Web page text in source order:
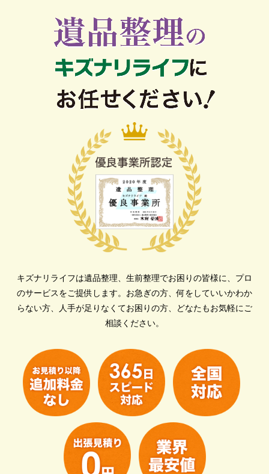
キズナリライフは遺品整理、生前整理でお困りの皆様に、プロ
のサービスをご提供します。 お急ぎの方、何をしていいかわか
らない方、人手が足りなくてお困りの方、どなたもお気軽にご
相談ください。